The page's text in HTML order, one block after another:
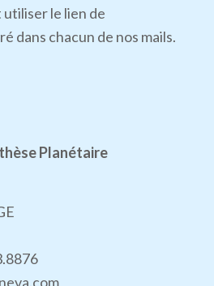
le lien de
dans chacun de nos mails.
Planétaire